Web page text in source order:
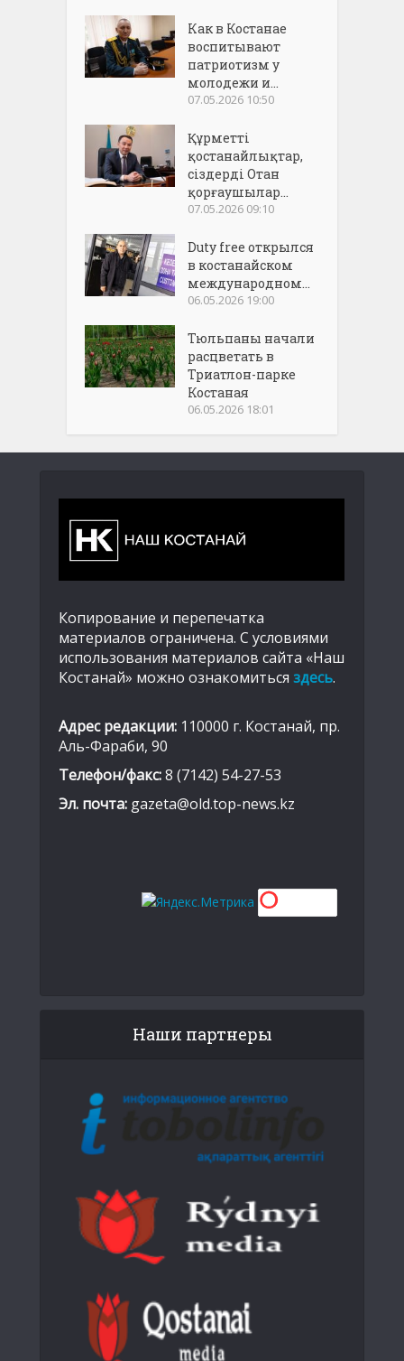
Как в Костанае
воспитывают
патриотизм у
молодежи и...
07.05.2026 10:50
Құрметті
қостанайлықтар,
сіздерді Отан
қорғаушылар...
07.05.2026 09:10
Duty free открылся
в костанайском
международном...
06.05.2026 19:00
Тюльпаны начали
расцветать в
Триатлон-парке
Костаная
06.05.2026 18:01
Копирование и перепечатка
материалов ограничена. С условиями
использования материалов сайта «Наш
Костанай» можно ознакомиться здесь.
Адрес редакции: 110000 г. Костанай, пр.
Аль-Фараби, 90
Телефон/факс:8 (7142) 54-27-53
Эл. почта: gazeta@old.top-news.kz
Наши партнеры